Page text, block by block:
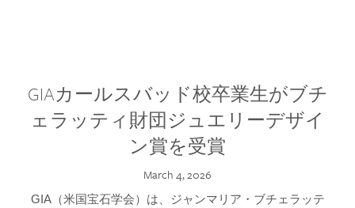
GIAカールスバッド校卒業生がブチ
ェラッティ財団ジュエリーデザイ
ン賞を受賞
March 4, 2026
GIA（米国宝石学会）は、ジャンマリア・ブチェラッテ